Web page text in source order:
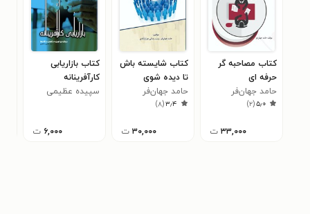
کتاب مصاحبه گر
حرفه ای
حامد جهان‌فر
۵٫۰(۲)
۳۳,۰۰۰ ت
کتاب شایسته باش
تا دیده شوی
حامد جهان‌فر
۳٫۴(۸)
۳۰,۰۰۰ ت
کتاب بازاریابی
کارآفرینانه
سپیده عظیمی
۶,۰۰۰ ت